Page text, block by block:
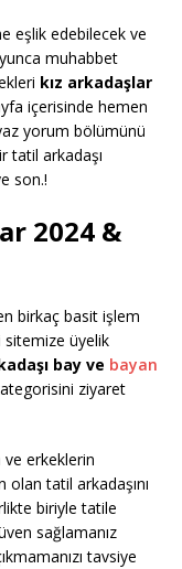
eşlik edebilecek ve
muhabbet
kız arkadaşlar
içerisinde hemen
yorum bölümünü
tatil arkadaşı
son.!
2024 &
birkaç basit işlem
sitemize üyelik
bay ve bayan
ziyaret
ve erkeklerin
tatil arkadaşını
biriyle tatile
sağlamanız
tavsiye